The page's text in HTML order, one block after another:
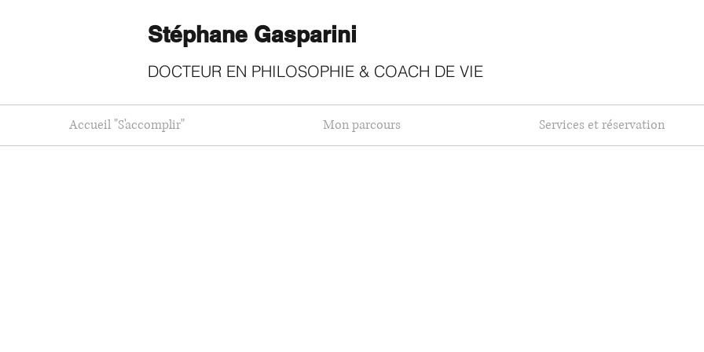
Stéphane Gasparini
DOCTEUR EN PHILOSOPHIE & COACH DE VIE
Accueil "S'accomplir" Mon parcours Services et réservation